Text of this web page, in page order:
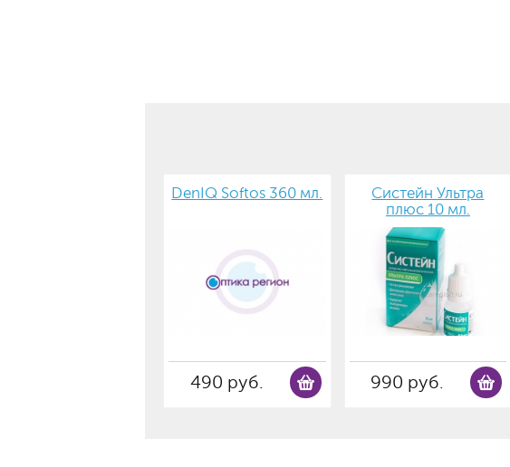
DenIQ Softos 360 мл.
490 руб.
Систейн Ультра
плюс 10 мл.
990 руб.